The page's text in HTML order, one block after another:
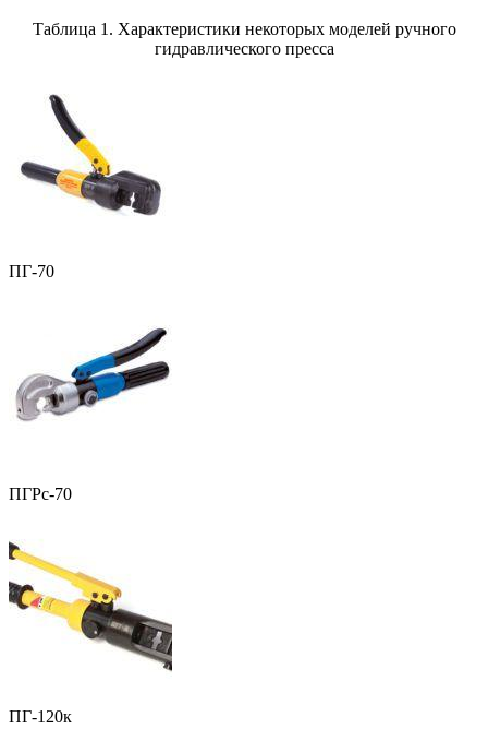
Таблица 1. Характеристики некоторых моделей ручного
гидравлического пресса
ПГ-70
ПГРс-70
ПГ-120к